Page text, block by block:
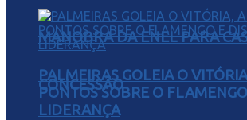
MANOBRA DA ENEL PARA
CONCESSÃO
PALMEIRAS GOLEIA O
PONTOS SOBRE O
LIDERANÇA